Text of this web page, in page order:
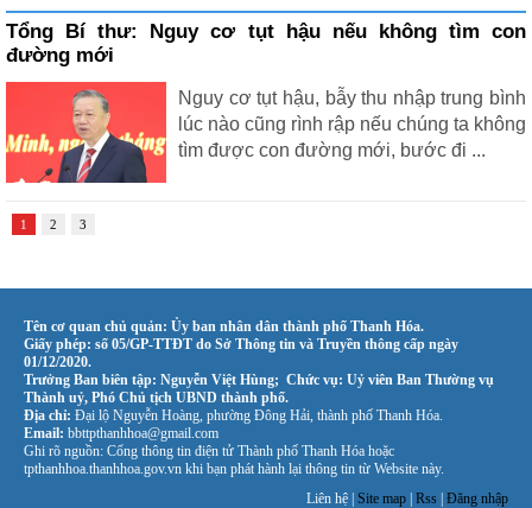
Tổng Bí thư: Nguy cơ tụt hậu nếu không tìm con
đường mới
Nguy cơ tụt hậu, bẫy thu nhập trung bình
lúc nào cũng rình rập nếu chúng ta không
tìm được con đường mới, bước đi ...
1 2 3
Tên cơ quan chủ quản: Ủy ban nhân dân thành phố Thanh Hóa.
Giấy phép: số 05/GP-TTĐT do Sở Thông tin và Truyền thông cấp ngày
01/12/2020.
Trưởng Ban biên tập: Nguyễn Việt Hùng; Chức vụ: Uỷ viên Ban Thường vụ
Thành uỷ, Phó Chủ tịch UBND thành phố.
Địa chỉ: Đại lộ Nguyễn Hoàng, phường Đông Hải, thành phố Thanh Hóa.
Email: bbttpthanhhoa@gmail.com
Ghi rõ nguồn: Cổng thông tin điện tử Thành phố Thanh Hóa hoặc
tpthanhhoa.thanhhoa.gov.vn khi bạn phát hành lại thông tin từ Website này.
Liên hệ | Site map | Rss | Đăng nhập